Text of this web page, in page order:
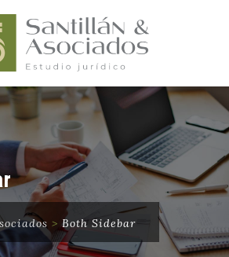
>Both Sidebar